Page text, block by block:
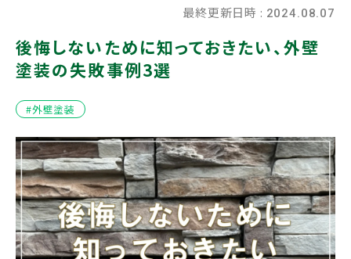
最終更新日時 : 2024.08.07
後悔しないために知っておきたい、外壁
塗装の失敗事例3選
#外壁塗装